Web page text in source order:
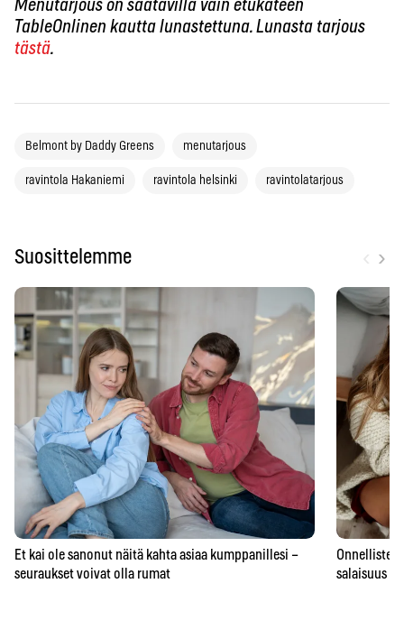
Menutarjous on saatavilla vain etukäteen
TableOnlinen kautta lunastettuna. Lunasta tarjous
tästä.
Belmont by Daddy Greens menutarjous
ravintola Hakaniemi ravintola helsinki ravintolatarjous
Suosittelemme ›
Et kai ole sanonut näitä kahta asiaa kumppanillesi –
seuraukset voivat olla rumat
Onnellisten
salaisuus –